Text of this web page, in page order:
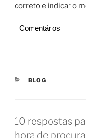
correto e indicar o
Comentários
CATEGORIAS
BLOG
10 respostas
hora de